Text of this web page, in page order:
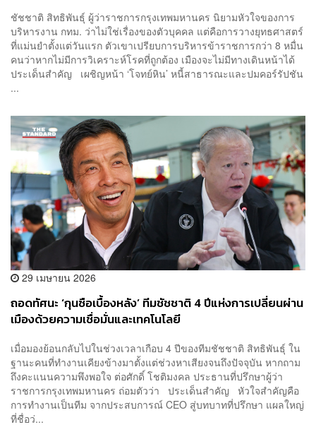
ชัชชาติ สิทธิพันธุ์ ผู้ว่าราชการกรุงเทพมหานคร นิยามหัวใจของการ
บริหารงาน กทม. ว่าไม่ใช่เรื่องของตัวบุคคล แต่คือการวางยุทธศาสตร์
ที่แม่นยำตั้งแต่วันแรก ตัวเขาเปรียบการบริหารข้าราชการกว่า 8 หมื่น
คนว่าหากไม่มีการวิเคราะห์โรคที่ถูกต้อง เมืองจะไม่มีทางเดินหน้าได้
ประเด็นสำคัญ เผชิญหน้า ‘โจทย์หิน’ หนี้สาธารณะและปมคอร์รัปชัน
...
29 เมษายน 2026
ถอดทัศนะ ‘กุนซือเบื้องหลัง’ ทีมชัชชาติ 4 ปีแห่งการเปลี่ยนผ่าน
เมืองด้วยความเชื่อมั่นและเทคโนโลยี
เมื่อมองย้อนกลับไปในช่วงเวลาเกือบ 4 ปีของทีมชัชชาติ สิทธิพันธุ์ ใน
ฐานะคนที่ทำงานเคียงข้างมาตั้งแต่ช่วงหาเสียงจนถึงปัจจุบัน หากถาม
ถึงคะแนนความพึงพอใจ ต่อศักดิ์ โชติมงคล ประธานที่ปรึกษาผู้ว่า
ราชการกรุงเทพมหานคร ถ่อมตัวว่า ประเด็นสำคัญ หัวใจสำคัญคือ
การทำงานเป็นทีม จากประสบการณ์ CEO สู่บทบาทที่ปรึกษา แผลใหญ่
ที่ชื่อว่...